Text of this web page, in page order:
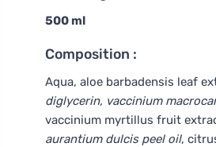
500 ml
Composition :
Aqua, aloe barbadensis leaf
diglycerin, vaccinium
vaccinium myrtillus fruit
aurantium dulcis peel oil,